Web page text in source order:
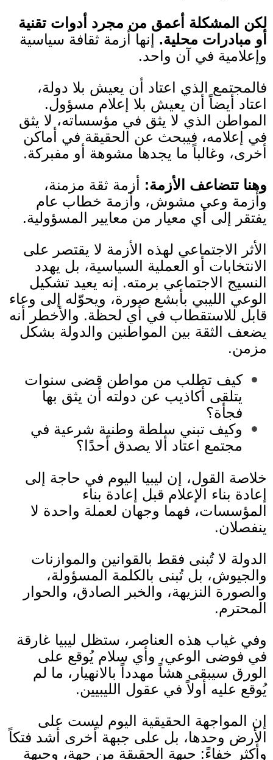
لكن المشكلة أعمق من مجرد أدوات تقنية
أو مبادرات محلية. إنها أزمة ثقافة سياسية
وإعلامية في آن واحد.
فالمجتمع الذي اعتاد أن يعيش بلا دولة،
اعتاد أيضاً أن يعيش بلا إعلام مسؤول.
المواطن الذي لا يثق في مؤسساته، لا يثق
في إعلامه، فيبحث عن الحقيقة في أماكن
أخرى، وغالباً ما يجدها مشوهة أو مفبركة.
وهنا تتضاعف الأزمة: أزمة ثقة مزمنة،
وأزمة وعي مشوش، وأزمة خطاب عام
يفتقر إلى أي معيار من معايير المسؤولية.
الأثر الاجتماعي لهذه الأزمة لا يقتصر على
الانتخابات أو العملية السياسية، بل يهدد
النسيج الاجتماعي برمته. إنه يعيد تشكيل
الوعي الليبي بأبشع صورة، ويحوّله إلى وعاء
قابل للاستقطاب في أي لحظة. والأخطر أنه
يضعف الثقة بين المواطنين والدولة بشكل
مزمن.
كيف تطلب من مواطن قضى سنوات
يتلقى أكاذيب عن دولته أن يثق بها
فجأة؟
وكيف تبني سلطة وطنية شرعية في
مجتمع اعتاد ألا يصدق أحدًا؟
خلاصة القول، إن ليبيا اليوم في حاجة إلى
إعادة بناء الإعلام قبل إعادة بناء
المؤسسات، فهما وجهان لعملة واحدة لا
ينفصلان.
الدولة لا تُبنى فقط بالقوانين والموازنات
والجيوش، بل تُبنى بالكلمة المسؤولة،
والصورة النزيهة، والخبر الصادق، والحوار
المحترم.
وفي غياب هذه العناصر، ستظل ليبيا غارقة
في فوضى الوعي، وأي سلام يُوقع على
الورق سيبقى هشاً مهدداً بالانهيار، ما لم
يُوقع عليه أولاً في عقول الليبيين.
إن المواجهة الحقيقية اليوم ليست على
الأرض وحدها، بل على جبهة أخرى أشد فتكاً
وأكثر خفاءً: جبهة الحقيقة من جهة، وجبهة